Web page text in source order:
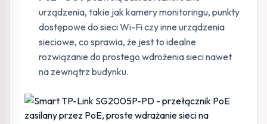
urządzenia, takie jak kamery monitoringu, punkty
dostępowe do sieci Wi-Fi czy inne urządzenia
sieciowe, co sprawia, że jest to idealne
rozwiązanie do prostego wdrożenia sieci nawet
na zewnątrz budynku.